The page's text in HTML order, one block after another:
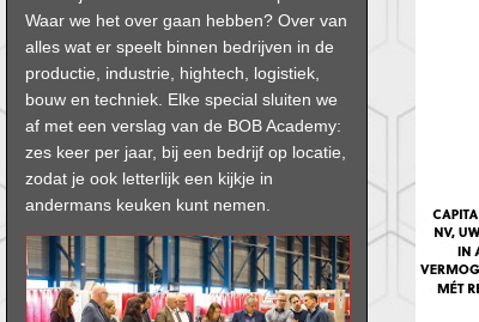
Waar we het over gaan hebben? Over van
alles wat er speelt binnen bedrijven in de
productie, industrie, hightech, logistiek,
bouw en techniek. Elke special sluiten we
af met een verslag van de BOB Academy:
zes keer per jaar, bij een bedrijf op locatie,
zodat je ook letterlijk een kijkje in
andermans keuken kunt nemen.